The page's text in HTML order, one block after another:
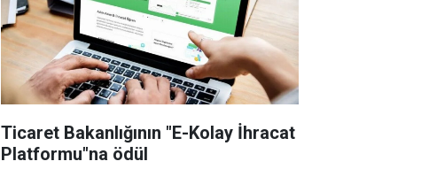
Ticaret Bakanlığının "E-Kolay İhracat
Platformu"na ödül